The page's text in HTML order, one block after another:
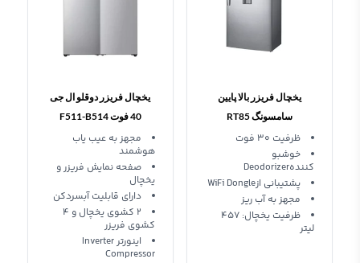
یخچال فریزر بالا پایین
سامسونگ RT85
ظرفیت 30 فوت
خوشبو
کنندهDeodorizer
پشتیبانی ازWiFi Dongle
مجهز به آب ریز
ظرفیت یخچال: 457
لیتر
یخچال فریزر دوقلو ال جی
40 فوت F511-B514
مجهز به عیب یاب
هوشمند
صفحه نمایش فریزر و
یخچال
دارای قابلیت آبسردکن
2 کشوی یخچال و 4
کشوی فریزر
اینورتر Inverter
Compressor